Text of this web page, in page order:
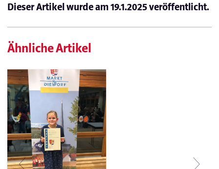
Dieser Artikel wurde am19.1.2025veröffentlicht.
Ähnliche Artikel